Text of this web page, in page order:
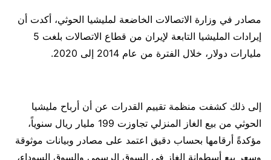
مصادر في وزارة الاتصالات الخاضعة لمليشيا الحوثي، أكدت أن
إيرادات المليشيا التابعة لإيران من قطاع الاتصالات بلغت 5
مليارات دولار، خلال الفترة من عام 2014 إلى 2020.
إلى ذلك كشفت منظمة تقييم القدرات عن أن أرباح مليشيا
الحوثي من بيع الغاز المنزلي تجاوزت 199 مليار ريال سنوياً،
مؤكدةً أرقامها بحساب دقيق اعتمد على مصادر وبيانات موثوقة
وسعر بيع أسطوانة الغاز في السوق الرسمي والسوق السوداء،